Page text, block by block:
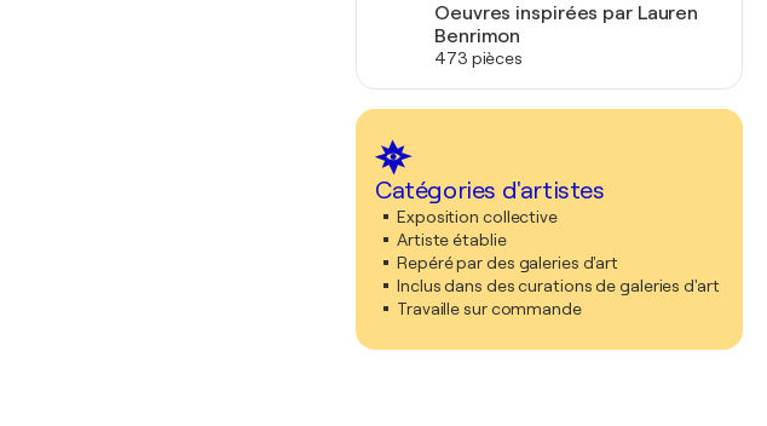
Oeuvres inspirées par Lauren
Benrimon
473 pièces
Catégories d'artistes
Exposition collective
Artiste établie
Repéré par des galeries d'art
Inclus dans des curations de galeries d'art
Travaille sur commande